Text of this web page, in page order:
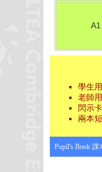
A1
學生
老師
閃示
兩本
Pupil's Book